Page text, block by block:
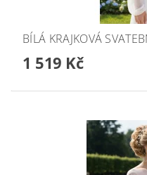
BÍLÁ KRAJKOVÁ
1 519 Kč